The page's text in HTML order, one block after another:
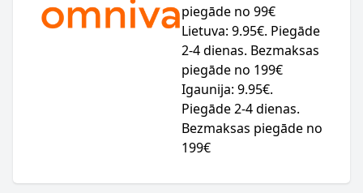
piegāde no 99€
Lietuva: 9.95€. Piegāde
2-4 dienas. Bezmaksas
piegāde no 199€
Igaunija: 9.95€.
Piegāde 2-4 dienas.
Bezmaksas piegāde no
199€